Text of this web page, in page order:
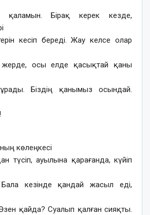
қаламын. Бірақ керек кезде,
кесіп береді. Жау келсе олар
осы елде қасықтай қаны
Біздің қанымыз осындай.
көлеңкесі
түсіп, ауылына қарағанда, күйіп
кезінде қандай жасыл еді,
қайда? Суалып қалған сияқты.